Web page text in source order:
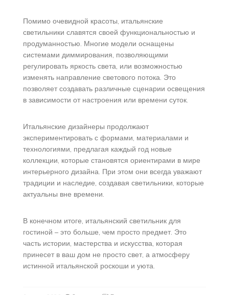
Помимо очевидной красоты, итальянские
светильники славятся своей функциональностью и
продуманностью. Многие модели оснащены
системами диммирования, позволяющими
регулировать яркость света, или возможностью
изменять направление светового потока. Это
позволяет создавать различные сценарии освещения
в зависимости от настроения или времени суток.
Итальянские дизайнеры продолжают
экспериментировать с формами, материалами и
технологиями, предлагая каждый год новые
коллекции, которые становятся ориентирами в мире
интерьерного дизайна. При этом они всегда уважают
традиции и наследие, создавая светильники, которые
актуальны вне времени.
В конечном итоге, итальянский светильник для
гостиной – это больше, чем просто предмет. Это
часть истории, мастерства и искусства, которая
принесет в ваш дом не просто свет, а атмосферу
истинной итальянской роскоши и уюта.